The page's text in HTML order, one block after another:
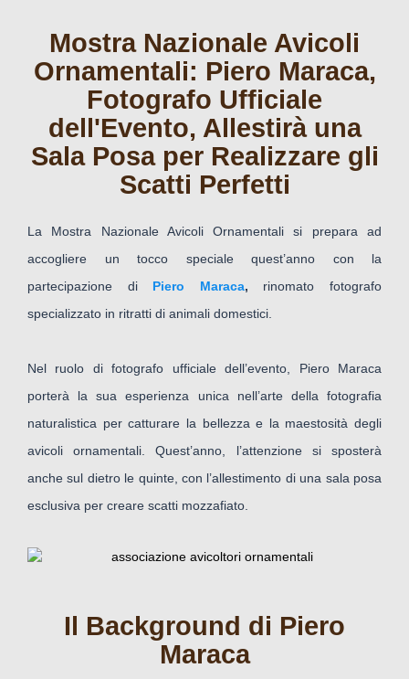
Mostra Nazionale Avicoli
Ornamentali: Piero Maraca,
Fotografo Ufficiale
dell'Evento, Allestirà una
Sala Posa per Realizzare gli
Scatti Perfetti
La Mostra Nazionale Avicoli Ornamentali si prepara ad
accogliere un tocco speciale quest’anno con la
partecipazione di Piero Maraca, rinomato fotografo
specializzato in ritratti di animali domestici.
Nel ruolo di fotografo ufficiale dell’evento, Piero Maraca
porterà la sua esperienza unica nell’arte della fotografia
naturalistica per catturare la bellezza e la maestosità degli
avicoli ornamentali. Quest’anno, l’attenzione si sposterà
anche sul dietro le quinte, con l’allestimento di una sala posa
esclusiva per creare scatti mozzafiato.
Il Background di Piero
Maraca